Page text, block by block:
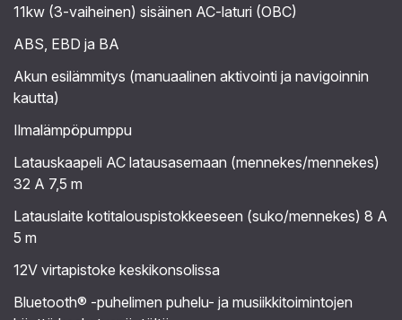
11kw (3-vaiheinen) sisäinen AC-laturi (OBC)
ABS, EBD ja BA
Akun esilämmitys (manuaalinen aktivointi ja navigoinnin
kautta)
Ilmalämpöpumppu
Latauskaapeli AC latausasemaan (mennekes/mennekes)
32 A 7,5 m
Latauslaite kotitalouspistokkeeseen (suko/mennekes) 8 A
5 m
12V virtapistoke keskikonsolissa
Bluetooth® -puhelimen puhelu- ja musiikkitoimintojen